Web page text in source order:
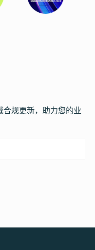
规更新，助力您的业